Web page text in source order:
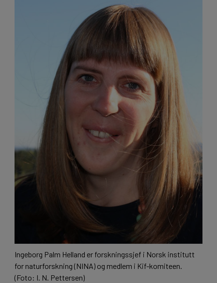
Ingeborg Palm Helland er forskningssjef i Norsk institutt
for naturforskning (NINA) og medlem i Kif-komiteen.
(Foto: I. N. Pettersen)